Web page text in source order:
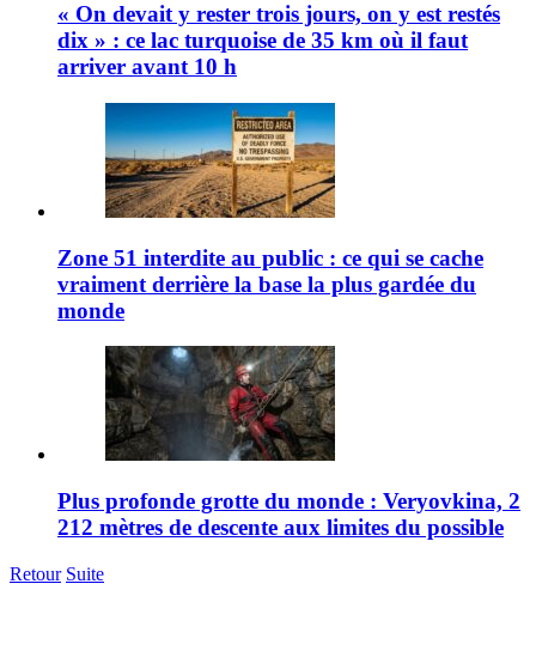
« On devait y rester trois jours, on y est restés
dix » : ce lac turquoise de 35 km où il faut
arriver avant 10 h
Zone 51 interdite au public : ce qui se cache
vraiment derrière la base la plus gardée du
monde
Plus profonde grotte du monde : Veryovkina, 2
212 mètres de descente aux limites du possible
Retour Suite